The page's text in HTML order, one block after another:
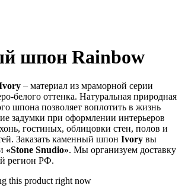
шпон Rainbow
– материал из мраморной серии
белого оттенка. Натуральная природная
шпона позволяет воплотить в жизнь
задумки при оформлении интерьеров
гостиных, облицовки стен, полов и
Заказать каменный шпон Ivory вы
«Stone Snudio». Мы организуем доставку
регион РФ.
this product right now